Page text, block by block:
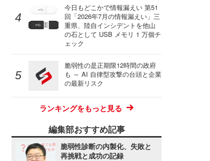
今日もどこかで情報漏えい 第51
回「2026年7月の情報漏えい」三
重県、陸自インシデントを他山
の石として USB メモリ 1 万個チ
ェック
脆弱性の是正期限12時間の政府
も ～ AI 自律型攻撃の台頭と企業
の最新リスク
ランキングをもっと見る
編集部おすすめ記事
脆弱性診断の内製化、失敗と
再挑戦と成功の記録